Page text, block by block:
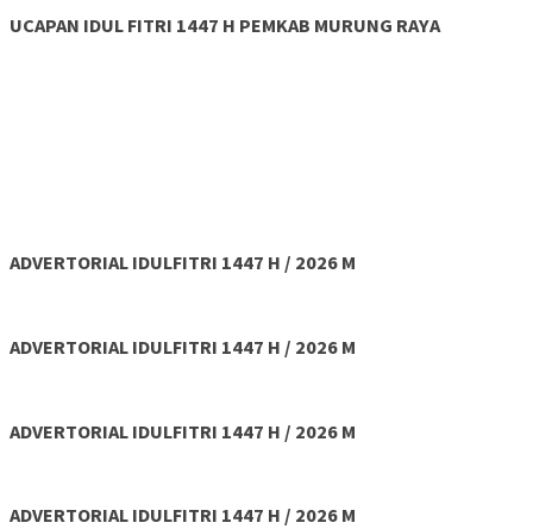
UCAPAN IDUL FITRI 1447 H PEMKAB MURUNG RAYA
ADVERTORIAL IDULFITRI 1447 H / 2026 M
ADVERTORIAL IDULFITRI 1447 H / 2026 M
ADVERTORIAL IDULFITRI 1447 H / 2026 M
ADVERTORIAL IDULFITRI 1447 H / 2026 M